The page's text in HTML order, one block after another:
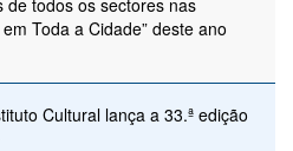
Toda a Cidade” deste ano
Cultural lança a 33.ª edição